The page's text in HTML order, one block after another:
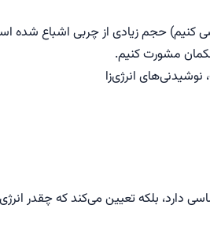
کنیم) حجم زیادی از چربی اشباع شده
مشورت کنیم.
انرژی‌زا
دارد، بلکه تعیین می‌کند که چقدر